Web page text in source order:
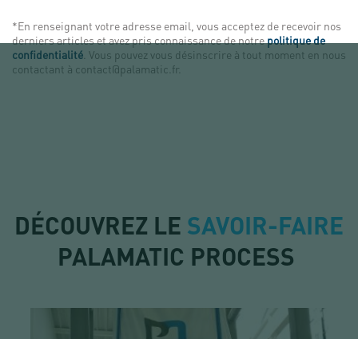
*En renseignant votre adresse email, vous acceptez de recevoir nos
derniers articles et avez pris connaissance de notrepolitique de
confidentialité . Vous pouvez vous désinscrire à tout moment en nous
contactant à contact@palamatic.fr.
DÉCOUVREZ LE SAVOIR-FAIRE
PALAMATIC PROCESS